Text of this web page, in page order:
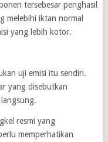
tersebesar penghasil
melebihi iktan normal
yang lebih kotor.
uji emisi itu sendiri.
yang disebutkan
resmi yang
memperhatikan